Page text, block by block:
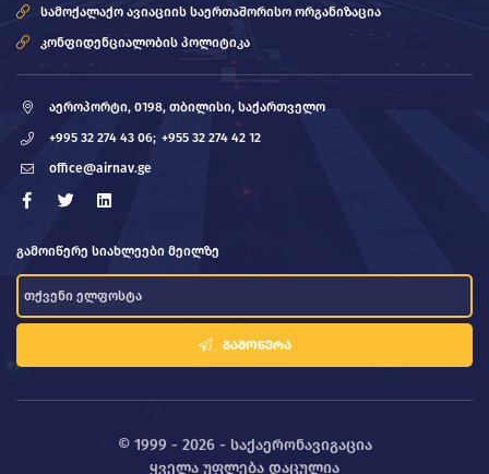
სამოქალაქო ავიაციის საერთაშორისო ორგანიზაცია
კონფიდენციალობის პოლიტიკა
აეროპორტი, 0198, თბილისი, საქართველო
+995 32 274 43 06; +955 32 274 42 12
office@airnav.ge
გამოიწერე სიახლეები მეილზე
ᲒᲐᲛᲝᲬᲔᲠᲐ
© 1999 - 2026 - საქაერონავიგაცია
ყველა უფლება დაცულია